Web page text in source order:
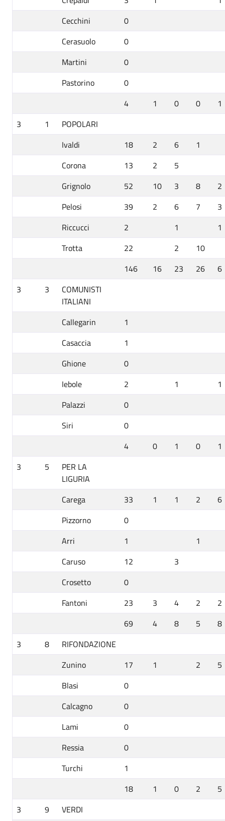
Cecchini
0
Cerasuolo
0
Martini
0
Pastorino
0
4
1 0 0
1
3
1
POPOLARI
Ivaldi
18 2 6
1
Corona
13 2
5
Grignolo
52 10 3 8
2
Pelosi
39 2 6 7
3
Riccucci
2 1
1
Trotta
22 2
10
146
16 23 26
6
3
3
COMUNISTI
ITALIANI
Callegarin
1
Casaccia
1
Ghione
0
Iebole
2 1
1
Palazzi
0
Siri
0
4
0 1 0
1
3
5
PER LA
LIGURIA
Carega
33 1 1 2
6
Pizzorno
0
Arri
1
1
Caruso
12
3
Crosetto
0
Fantoni
23 3 4 2
2
69
4 8 5
8
3
8
RIFONDAZIONE
Zunino
17 1 2
5
Blasi
0
Calcagno
0
Lami
0
Ressia
0
Turchi
1
18
1 0 2
5
3
9 VERDI